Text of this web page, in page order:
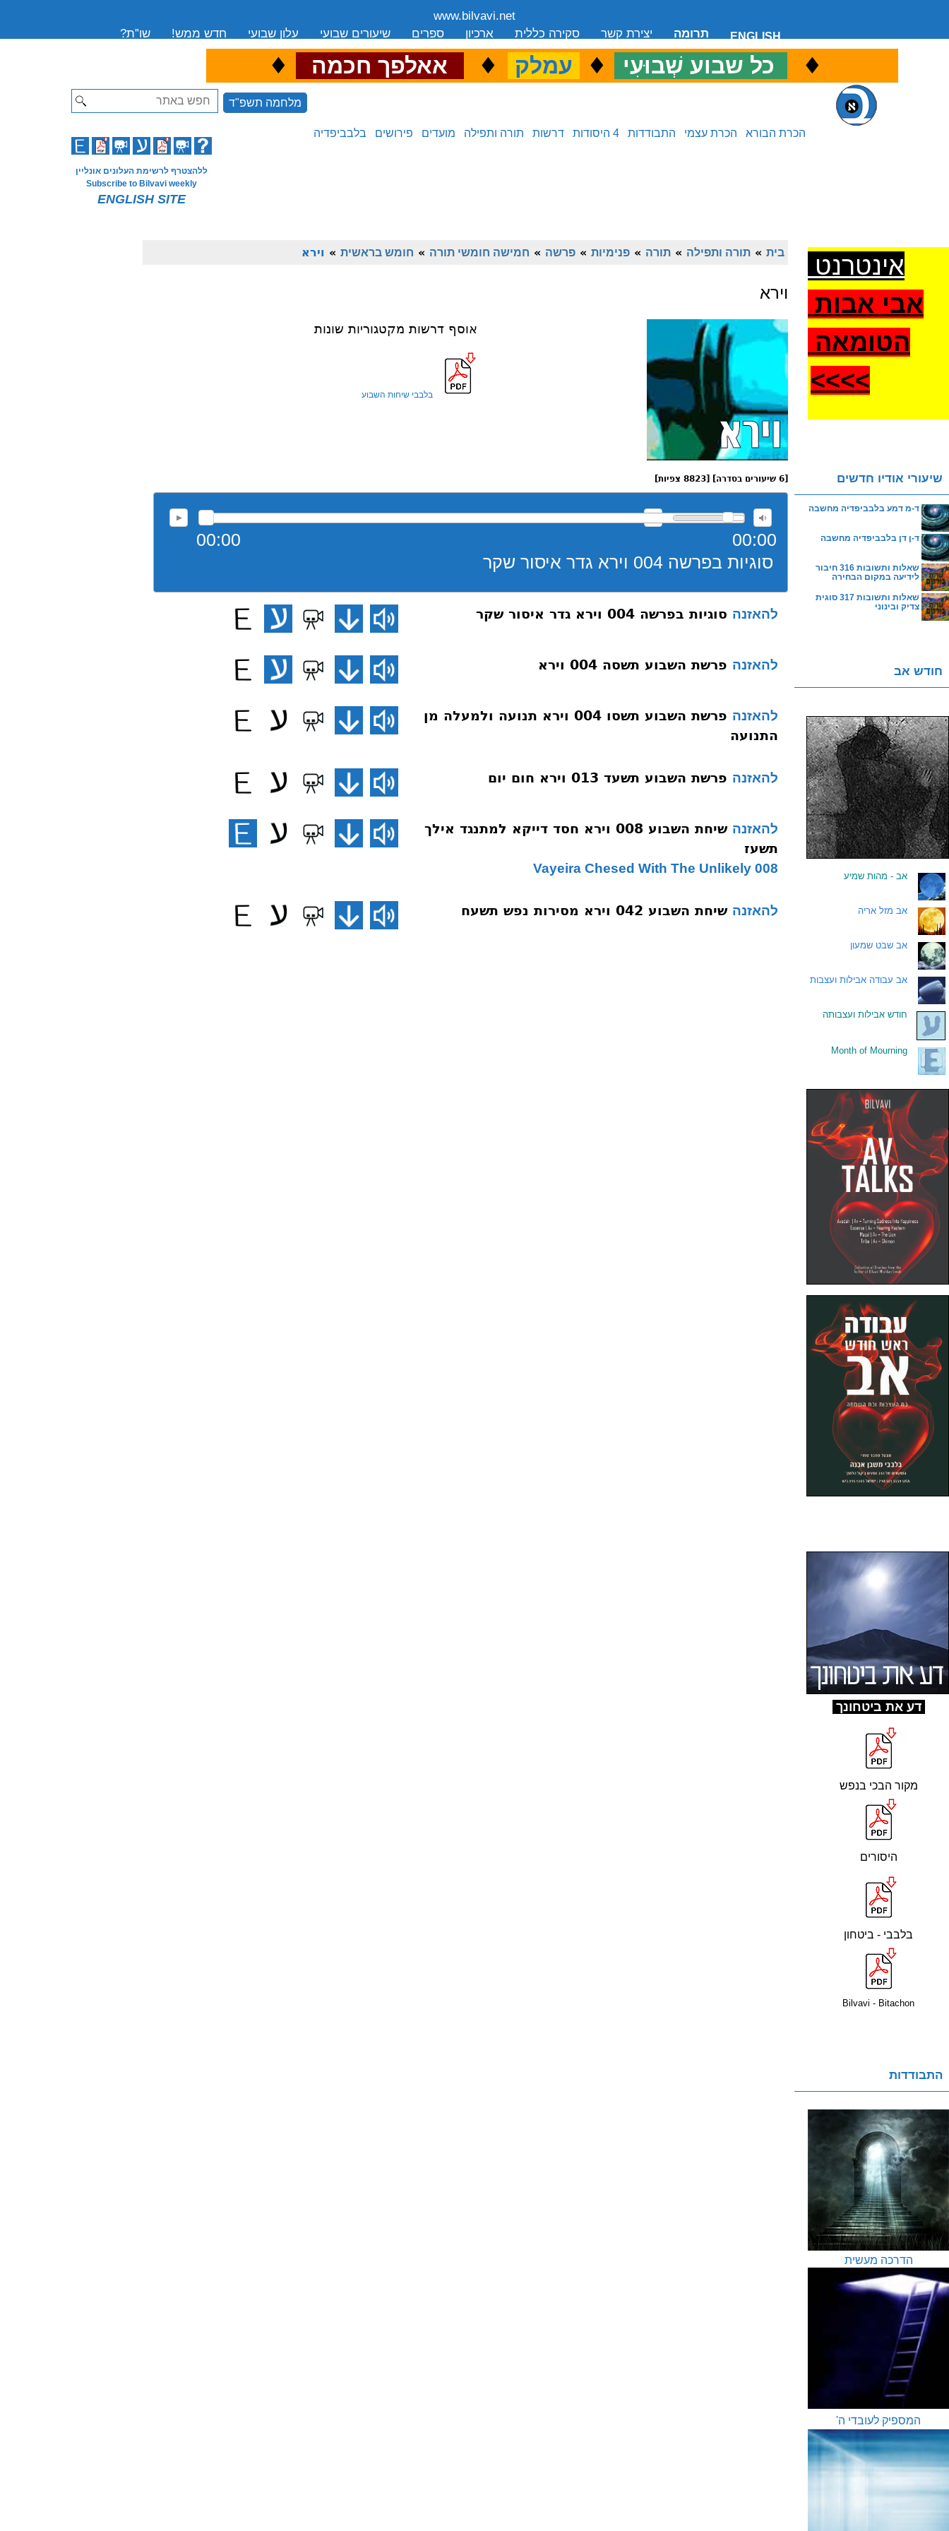
www.bilvavi.net
שו”ת?
חדש ממש! עלון שבועי שיעורים שבועי ספרים ארכיון סקירה כללית יצירת קשר תרומה ENGLISH
♦ כל שבוע שְׁבוּעִי ♦ עמלק ♦ אאלפך חכמה ♦
Search
מלחמה תשפ"ד
הכרת הבורא הכרת עצמי התבודדות 4 היסודות דרשות תורה ותפילה מועדים פירושים בלבביפדיה
ללהצטרף לרשימת העלונים אונליין
Subscribe to Bilvavi weekly
ENGLISH SITE
בית »תורה ותפילה »תורה »פנימיות »פרשה » חמישה חומשי תורה » חומש בראשית » וירא
וירא
אוסף דרשות מקטגוריות שונות
בלבבי שיחות השבוע
[6 שיעורים בסדרה] [8823 צפיות]
00:00
00:00
סוגיות בפרשה 004 וירא גדר איסור שקר
להאזנה סוגיות בפרשה 004 וירא גדר איסור שקר
להאזנה פרשת השבוע תשסה 004 וירא
להאזנה
פרשת השבוע תשסו 004 וירא תנועה ולמעלה מן
התנועה
להאזנה פרשת השבוע תשעד 013 וירא חום יום
להאזנה
שיחת השבוע 008 וירא חסד דייקא למתנגד אילך
תשעז
008 Vayeira Chesed With The Unlikely
להאזנה שיחת השבוע 042 וירא מסירות נפש תשעח
אינטרנט
אבי אבות
הטומאה
>>>
>
שיעורי אודיו חדשים
ד-מ דמע בלבביפדיה מחשבה
ד-ן דן בלבביפדיה מחשבה
שאלות ותשובות 316 חיבור
לידיעה במקום הבחירה
שאלות ותשובות 317 סוגית
צדיק ובינוני
חודש אב
אב - מהות שמיע
אב מזל אריה
אב שבט שמעון
אב עבודה אבילות ועצבות
חודש אבילות ועצבותה
Month of Mourning
דע את ביטחונך
מקור הבכי בנפש
היסורים
בלבבי - ביטחון
Bilvavi - Bitachon
התבודדות
הדרכה מעשית
המספיק לעובדי ה'